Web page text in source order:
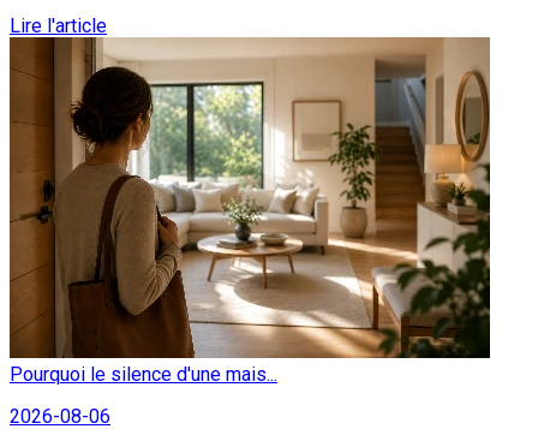
Lire l'article
Pourquoi le silence d'une mais...
2026-08-06